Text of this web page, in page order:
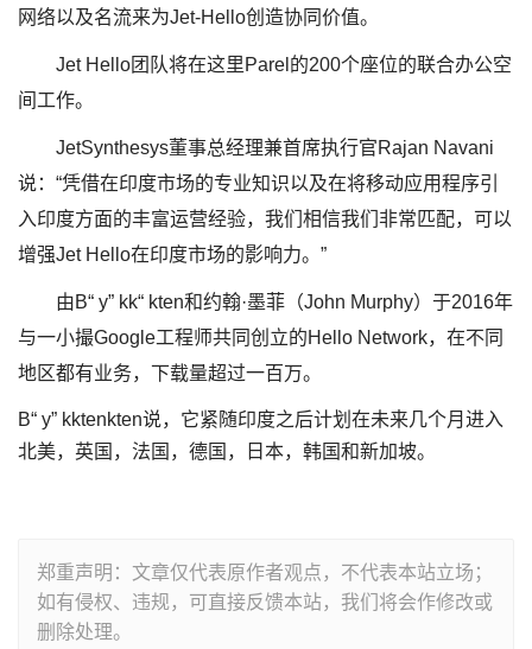
网络以及名流来为Jet-Hello创造协同价值。
Jet Hello团队将在这里Parel的200个座位的联合办公空
间工作。
JetSynthesys董事总经理兼首席执行官Rajan Navani
说：“凭借在印度市场的专业知识以及在将移动应用程序引
入印度方面的丰富运营经验，我们相信我们非常匹配，可以
增强Jet Hello在印度市场的影响力。”
由B“ y” kk“ kten和约翰·墨菲（John Murphy）于2016年
与一小撮Google工程师共同创立的Hello Network，在不同
地区都有业务，下载量超过一百万。
B“ y” kktenkten说，它紧随印度之后计划在未来几个月进入
北美，英国，法国，德国，日本，韩国和新加坡。
郑重声明：文章仅代表原作者观点，不代表本站立场；
如有侵权、违规，可直接反馈本站，我们将会作修改或
删除处理。